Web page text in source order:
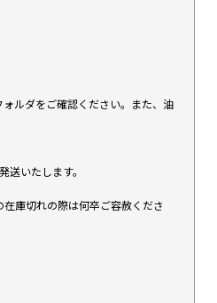
ルダをご確認ください。また、油
いたします。
庫切れの際は何卒ご容赦くださ